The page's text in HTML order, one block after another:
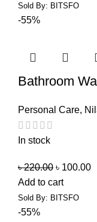
Sold By: BITSFO
-55%
Bathroom
Personal Care,
In stock
৳220.00 ৳ 100.00
Add to cart
Sold By: BITSFO
-55%